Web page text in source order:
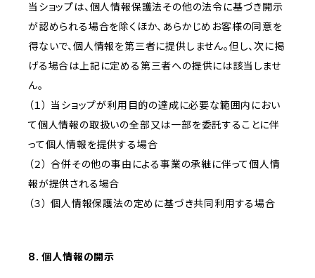
当ショップは、個人情報保護法その他の法令に基づき開示
が認められる場合を除くほか、あらかじめお客様の同意を
得ないで、個人情報を第三者に提供しません。但し、次に掲
げる場合は上記に定める第三者への提供には該当しませ
ん。
（１） 当ショップが利用目的の達成に必要な範囲内におい
て個人情報の取扱いの全部又は一部を委託することに伴
って個人情報を提供する場合
（２） 合併その他の事由による事業の承継に伴って個人情
報が提供される場合
（３） 個人情報保護法の定めに基づき共同利用する場合
8. 個人情報の開示